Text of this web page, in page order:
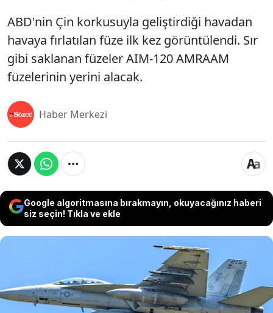
ABD'nin Çin korkusuyla geliştirdiği havadan
havaya fırlatılan füze ilk kez görüntülendi. Sır
gibi saklanan füzeler AIM-120 AMRAAM
füzelerinin yerini alacak.
Haber Merkezi
Google algoritmasına bırakmayın, okuyacağınız haberi
siz seçin! Tıkla ve ekle
ABD'nin Çin korkusuyla geliştirdiği
havadan havaya fırlatılan füze ilk kez